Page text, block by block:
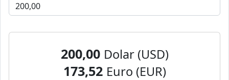
200,00 Dolar (USD)
173,52 Euro (EUR)